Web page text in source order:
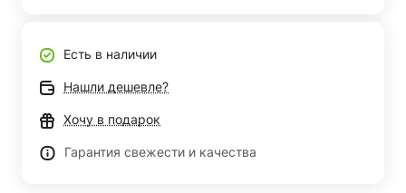
Есть в наличии
Нашли дешевле?
Хочу в подарок
Гарантия свежести и качества